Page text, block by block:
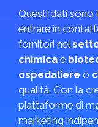
Questi dati sono
entrare in
fornitori nel
chimica e
ospedaliere o
qualità. Con la
piattaforme di
marketing